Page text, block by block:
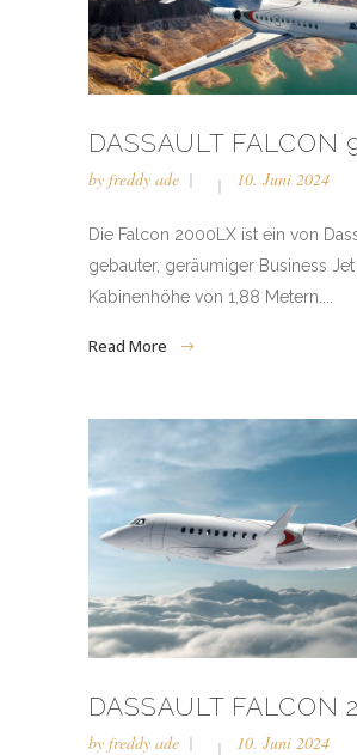
DASSAULT FALCON
by freddy ade 10. Juni 2024
Die Falcon 2000LX ist ein von
gebauter, geräumiger Business
Kabinenhöhe von 1,88 Metern....
Read More
DASSAULT FALCON
by freddy ade 10. Juni 2024